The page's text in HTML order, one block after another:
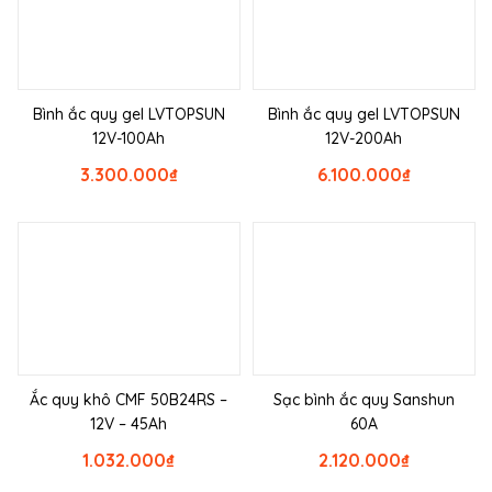
Bình ắc quy gel LVTOPSUN
12V-100Ah
₫
3.300.000
Bình ắc quy gel LVTOPSUN
12V-200Ah
₫
6.100.000
Ắc quy khô CMF 50B24RS –
12V – 45Ah
₫
1.032.000
Sạc bình ắc quy Sanshun
60A
₫
2.120.000